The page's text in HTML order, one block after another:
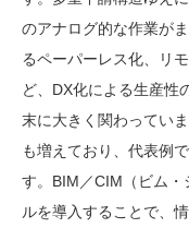
のアナログ的な作業が
るペーパーレス化、リ
ど、DX化による生産性
末に大きく関わってい
も増えており、代表例
す。BIM／CIM（ビム
ルを導入することで、